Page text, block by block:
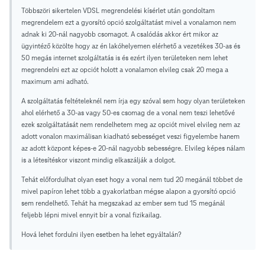
Többszöri sikertelen VDSL megrendelési kísérlet után gondoltam
megrendelem ezt a gyorsító opció szolgáltatást mivel a vonalamon nem
adnak ki 20-nál nagyobb csomagot. A csalódás akkor ért mikor az
ügyintéző közölte hogy az én lakóhelyemen elérhető a vezetékes 30-as és
50 megás internet szolgáltatás is és ezért ilyen területeken nem lehet
megrendelni ezt az opciót holott a vonalamon elvileg csak 20 mega a
maximum ami adható.
A szolgáltatás feltételeknél nem írja egy szóval sem hogy olyan területeken
ahol elérhető a 30-as vagy 50-es csomag de a vonal nem teszi lehetővé
ezek szolgáltatását nem rendelhetem meg az opciót mivel elvileg nem az
adott vonalon maximálisan kiadható sebességet veszi figyelembe hanem
az adott központ képes-e 20-nál nagyobb sebességre. Elvileg képes nálam
is a létesítéskor viszont mindig elkaszálják a dolgot.
Tehát előfordulhat olyan eset hogy a vonal nem tud 20 megánál többet de
mivel papíron lehet több a gyakorlatban mégse alapon a gyorsító opció
sem rendelhető. Tehát ha megszakad az ember sem tud 15 megánál
feljebb lépni mivel ennyit bír a vonal fizikailag.
Hová lehet fordulni ilyen esetben ha lehet egyáltalán?